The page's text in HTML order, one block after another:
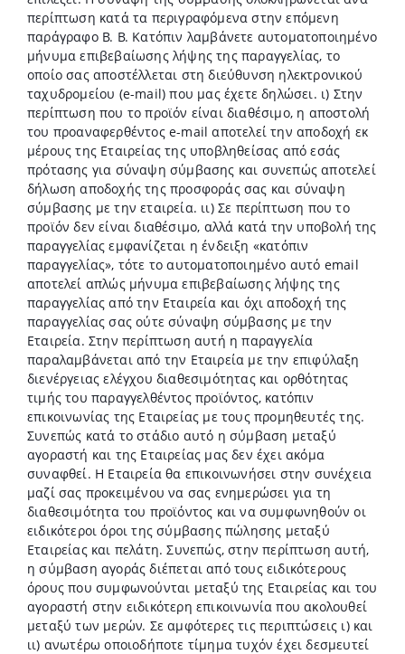
περίπτωση κατά τα περιγραφόμενα στην επόμενη
παράγραφο Β. Β. Κατόπιν λαμβάνετε αυτοματοποιημένο
μήνυμα επιβεβαίωσης λήψης της παραγγελίας, το
οποίο σας αποστέλλεται στη διεύθυνση ηλεκτρονικού
ταχυδρομείου (e-mail) που μας έχετε δηλώσει. ι) Στην
περίπτωση που το προϊόν είναι διαθέσιμο, η αποστολή
του προαναφερθέντος e-mail αποτελεί την αποδοχή εκ
μέρους της Εταιρείας της υποβληθείσας από εσάς
πρότασης για σύναψη σύμβασης και συνεπώς αποτελεί
δήλωση αποδοχής της προσφοράς σας και σύναψη
σύμβασης με την εταιρεία. ιι) Σε περίπτωση που το
προϊόν δεν είναι διαθέσιμο, αλλά κατά την υποβολή της
παραγγελίας εμφανίζεται η ένδειξη «κατόπιν
παραγγελίας», τότε το αυτοματοποιημένο αυτό email
αποτελεί απλώς μήνυμα επιβεβαίωσης λήψης της
παραγγελίας από την Εταιρεία και όχι αποδοχή της
παραγγελίας σας ούτε σύναψη σύμβασης με την
Εταιρεία. Στην περίπτωση αυτή η παραγγελία
παραλαμβάνεται από την Εταιρεία με την επιφύλαξη
διενέργειας ελέγχου διαθεσιμότητας και ορθότητας
τιμής του παραγγελθέντος προϊόντος, κατόπιν
επικοινωνίας της Εταιρείας με τους προμηθευτές της.
Συνεπώς κατά το στάδιο αυτό η σύμβαση μεταξύ
αγοραστή και της Εταιρείας μας δεν έχει ακόμα
συναφθεί. Η Εταιρεία θα επικοινωνήσει στην συνέχεια
μαζί σας προκειμένου να σας ενημερώσει για τη
διαθεσιμότητα του προϊόντος και να συμφωνηθούν οι
ειδικότεροι όροι της σύμβασης πώλησης μεταξύ
Εταιρείας και πελάτη. Συνεπώς, στην περίπτωση αυτή,
η σύμβαση αγοράς διέπεται από τους ειδικότερους
όρους που συμφωνούνται μεταξύ της Εταιρείας και του
αγοραστή στην ειδικότερη επικοινωνία που ακολουθεί
μεταξύ των μερών. Σε αμφότερες τις περιπτώσεις ι) και
ιι) ανωτέρω οποιοδήποτε τίμημα τυχόν έχει δεσμευτεί